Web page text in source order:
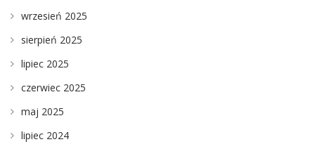
wrzesień 2025
sierpień 2025
lipiec 2025
czerwiec 2025
maj 2025
lipiec 2024